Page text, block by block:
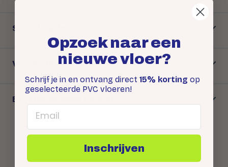
Specificaties
Verzenden & Retour
Betalen op jouw manier
Snel antwoord op je
Opzoek naar een
nieuwe vloer?
Schrijf je in en ontvang direct 15% korting op
geselecteerde PVC vloeren!
Email
Inschrijven